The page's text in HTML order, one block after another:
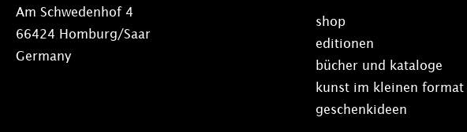
Am Schwedenhof 4
66424 Homburg/Saar
Germany
shop
editionen
bücher und kataloge
kunst im kleinen format
geschenkideen